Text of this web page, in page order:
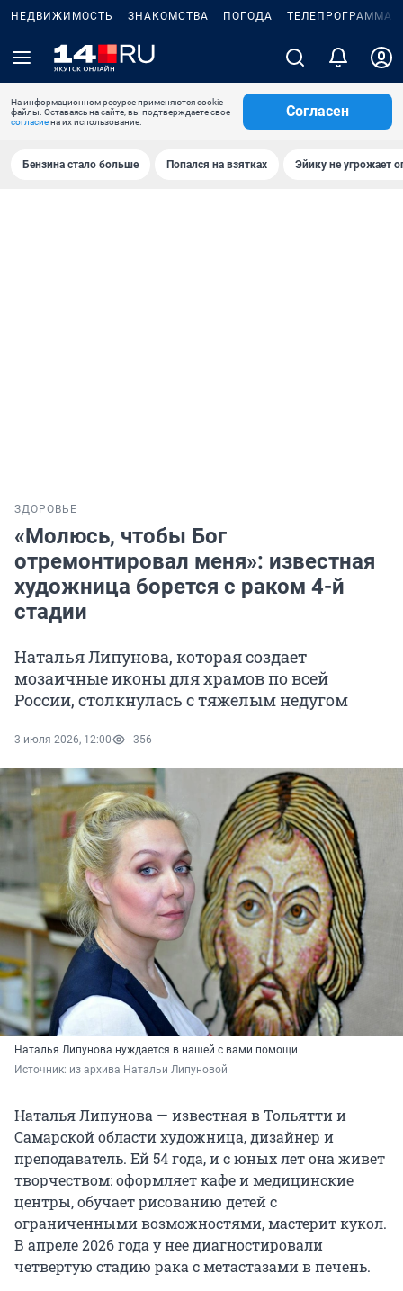
НЕДВИЖИМОСТЬ ЗНАКОМСТВА ПОГОДА ТЕЛЕПРОГРАММА
На информационном ресурсе применяются cookie-
файлы. Оставаясь на сайте, вы подтверждаете свое
согласиена их использование.
Согласен
Бензина стало больше Попался на взятках Эйику не угрожает
ЗДОРОВЬЕ
«Молюсь, чтобы Бог
отремонтировал меня»: известная
художница борется с раком 4-й
стадии
Наталья Липунова, которая создает
мозаичные иконы для храмов по всей
России, столкнулась с тяжелым недугом
3 июля 2026, 12:00 356
Наталья Липунова нуждается в нашей с вами помощи
Источник: из архива Натальи Липуновой
Наталья Липунова — известная в Тольятти и
Самарской области художница, дизайнер и
преподаватель. Ей 54 года, и с юных лет она живет
творчеством: оформляет кафе и медицинские
центры, обучает рисованию детей с
ограниченными возможностями, мастерит кукол.
В апреле 2026 года у нее диагностировали
четвертую стадию рака с метастазами в печень.